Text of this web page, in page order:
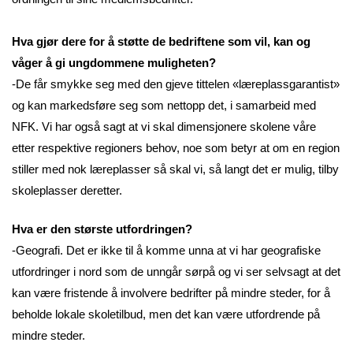
Hva gjør dere for å støtte de bedriftene som vil, kan og
våger å gi ungdommene muligheten?
-De får smykke seg med den gjeve tittelen «læreplassgarantist»
og kan markedsføre seg som nettopp det, i samarbeid med
NFK. Vi har også sagt at vi skal dimensjonere skolene våre
etter respektive regioners behov, noe som betyr at om en region
stiller med nok læreplasser så skal vi, så langt det er mulig, tilby
skoleplasser deretter.
Hva er den største utfordringen?
-Geografi. Det er ikke til å komme unna at vi har geografiske
utfordringer i nord som de unngår sørpå og vi ser selvsagt at det
kan være fristende å involvere bedrifter på mindre steder, for å
beholde lokale skoletilbud, men det kan være utfordrende på
mindre steder.